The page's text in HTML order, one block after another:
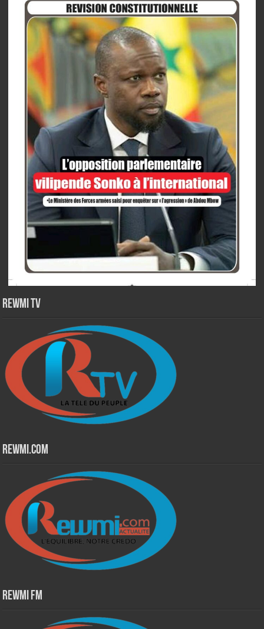
Rewmi TV
Rewmi.Com
Rewmi Fm